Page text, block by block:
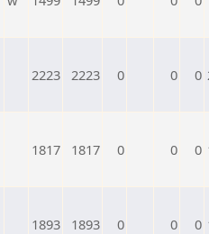
2223 2223 0 0 0
1817 1817 0 0 0
1893 1893 0 0 0